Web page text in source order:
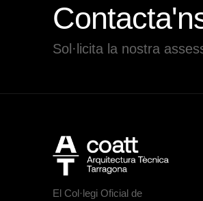
Sol·licita la nostra
El Col·legi Oficial de